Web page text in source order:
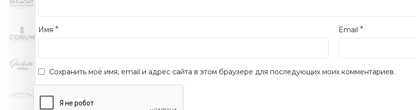
Имя * Email *
Сохранить моё имя, email и адрес сайта в этом браузере для последующих моих комментариев.